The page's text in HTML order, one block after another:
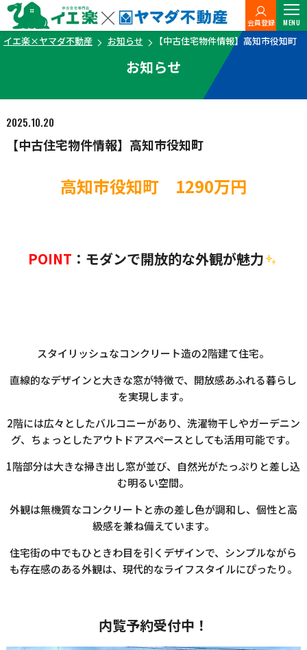
会員登録 MENU
イエ楽×ヤマダ不動産 お知らせ 【中古住宅物件情報】高知市役知町
お知らせ
2025.10.20
【中古住宅物件情報】高知市役知町
高知市役知町 1290万円
POINT ：モダンで開放的な外観が魅力
スタイリッシュなコンクリート造の2階建て住宅。
直線的なデザインと大きな窓が特徴で、開放感あふれる暮らし
を実現します。
2階には広々としたバルコニーがあり、洗濯物干しやガーデニン
グ、ちょっとしたアウトドアスペースとしても活用可能です。
1階部分は大きな掃き出し窓が並び、自然光がたっぷりと差し込
む明るい空間。
外観は無機質なコンクリートと赤の差し色が調和し、個性と高
級感を兼ね備えています。
住宅街の中でもひときわ目を引くデザインで、シンプルながら
も存在感のある外観は、現代的なライフスタイルにぴったり。
内覧予約受付中！